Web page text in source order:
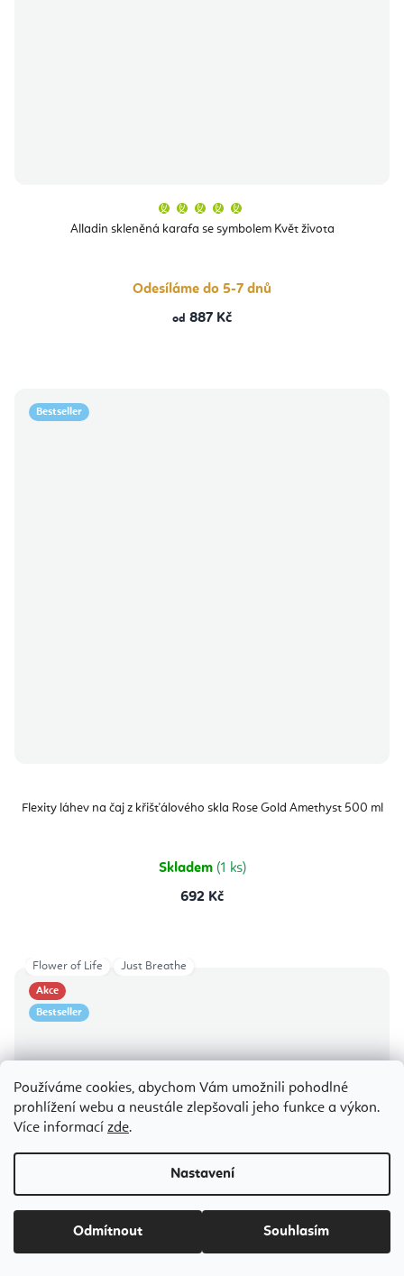
Používáme cookies, abychom Vám umožnili pohodlné
prohlížení webu a neustále zlepšovali jeho funkce a výkon.
Více informací zde.
Nastavení
Odmítnout Souhlasím
Alladin skleněná karafa se symbolem Květ života
produktu
je
hvězdiček.
Odesíláme do 5-7 dnů
od 887 Kč
Bestseller
Flexity láhev na čaj z křišťálového skla Rose Gold Amethyst 500 ml
Skladem (1 ks)
692 Kč
Akce
Bestseller
Flower of Life Just Breathe